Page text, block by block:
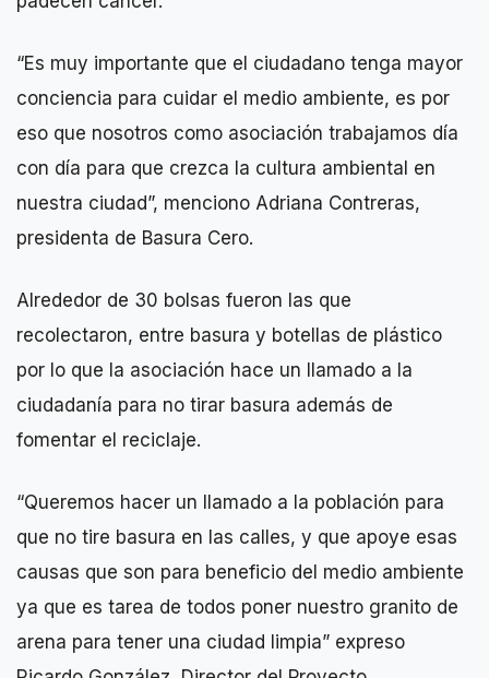
“Es muy importante que el ciudadano tenga mayor
conciencia para cuidar el medio ambiente, es por
eso que nosotros como asociación trabajamos día
con día para que crezca la cultura ambiental en
nuestra ciudad”, menciono Adriana Contreras,
presidenta de Basura Cero.
Alrededor de 30 bolsas fueron las que
recolectaron, entre basura y botellas de plástico
por lo que la asociación hace un llamado a la
ciudadanía para no tirar basura además de
fomentar el reciclaje.
“Queremos hacer un llamado a la población para
que no tire basura en las calles, y que apoye esas
causas que son para beneficio del medio ambiente
ya que es tarea de todos poner nuestro granito de
arena para tener una ciudad limpia” expreso